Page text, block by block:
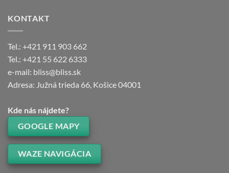
KONTAKT
Tel.: +421 911 903 662
Tel.: +421 55 622 6333
e-mail: bliss@bliss.sk
Adresa: Južná trieda 66, Košice 04001
Kde nás nájdete?
GOOGLE MAPY
WAZE NAVIGÁCIA